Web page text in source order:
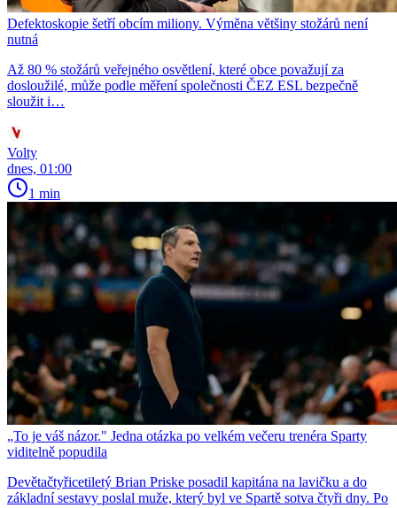
Defektoskopie šetří obcím miliony. Výměna většiny stožárů není
nutná
Až 80 % stožárů veřejného osvětlení, které obce považují za
dosloužilé, může podle měření společnosti ČEZ ESL bezpečně
sloužit i…
Volty
dnes, 01:00
1 min
„To je váš názor." Jedna otázka po velkém večeru trenéra Sparty
viditelně popudila
Devětačtyřicetiletý Brian Priske posadil kapitána na lavičku a do
základní sestavy poslal muže, který byl ve Spartě sotva čtyři dny. Po